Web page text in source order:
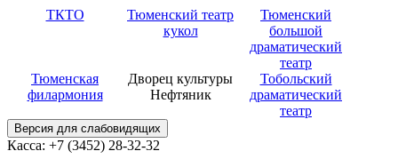
ТКТО
Тюменский театр
кукол
Тюменский
большой
драматический
театр
Тюменская
филармония
Дворец культуры
Нефтяник
Тобольский
драматический
театр
Версия для слабовидящих
Касса: +7 (3452) 28-32-32